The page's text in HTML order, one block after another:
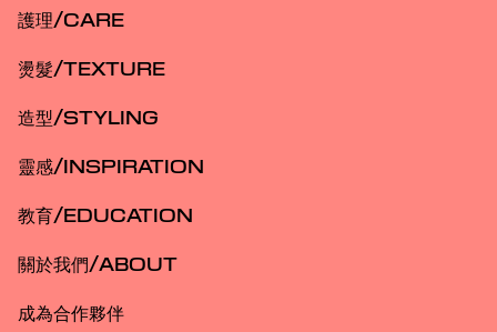
護理/CARE
燙髮/TEXTURE
造型/STYLING
靈感/INSPIRATION
教育/EDUCATION
關於我們/ABOUT
成為合作夥伴